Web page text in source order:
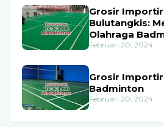
Grosir
Bulutangkis:
Olahraga
Februari 20, 2024
Grosir
Badminton
Februari 20, 2024